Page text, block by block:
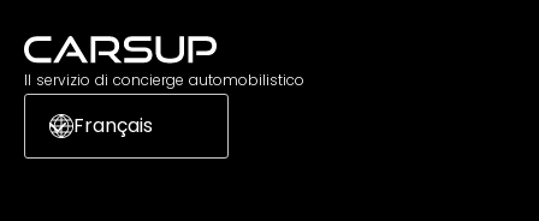
Il servizio di concierge automobilistico
Français